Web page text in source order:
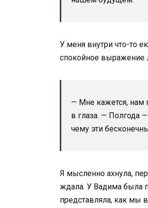
У меня внутри что-то
спокойное выражение
— Мне кажется, нам
в глаза. — Полгода
чему эти
Я мысленно ахнула,
ждала. У Вадима была
представляла, как мы